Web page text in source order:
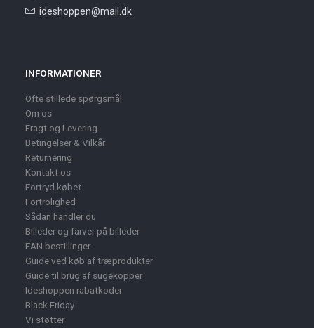
ideshoppen@mail.dk
INFORMATIONER
Ofte stillede spørgsmål
Om os
Fragt og Levering
Betingelser & Vilkår
Returnering
Kontakt os
Fortryd købet
Fortrolighed
Sådan handler du
Billeder og farver på billeder
EAN bestillinger
Guide ved køb af træprodukter
Guide til brug af sugekopper
Ideshoppen rabatkoder
Black Friday
Vi støtter